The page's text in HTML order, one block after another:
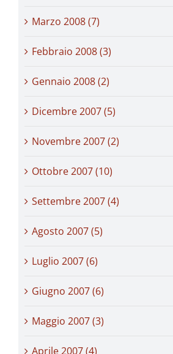
Marzo 2008 (7)
Febbraio 2008 (3)
Gennaio 2008 (2)
Dicembre 2007 (5)
Novembre 2007 (2)
Ottobre 2007 (10)
Settembre 2007 (4)
Agosto 2007 (5)
Luglio 2007 (6)
Giugno 2007 (6)
Maggio 2007 (3)
Aprile 2007 (4)